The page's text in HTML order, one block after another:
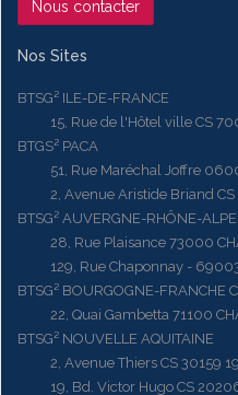
Nous contacter
Nos Sites
BTSG² ILE-DE-FRANCE
15, Rue de l'Hôtel ville CS
BTGS² PACA
51, Rue Maréchal Joffre
2, Avenue Aristide Briand CS
BTSG² AUVERGNE-RHÔNE-
28, Rue Plaisance 73000
129, Rue Chaponnay - 69003
BTSG² BOURGOGNE-FRANCHE
22, Quai Gambetta 71100
BTSG² NOUVELLE AQUITAINE
2, Avenue Thiers CS 30159
19, Bd. Victor Hugo CS 20206